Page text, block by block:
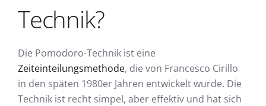
Technik?
Die Pomodoro-Technik ist eine
Zeiteinteilungsmethode, die von Francesco Cirillo
in den späten 1980er Jahren entwickelt wurde. Die
Technik ist recht simpel, aber effektiv und hat sich